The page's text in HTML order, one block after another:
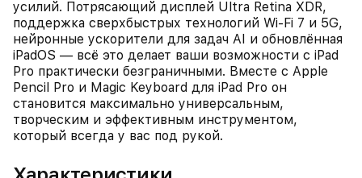
усилий. Потрясающий дисплей Ultra Retina XDR,
поддержка сверхбыстрых технологий Wi‑Fi 7 и 5G,
нейронные ускорители для задач AI и обновлённая
iPadOS — всё это делает ваши возможности с iPad
Pro практически безграничными. Вместе с Apple
Pencil Pro и Magic Keyboard для iPad Pro он
становится максимально универсальным,
творческим и эффективным инструментом,
который всегда у вас под рукой.